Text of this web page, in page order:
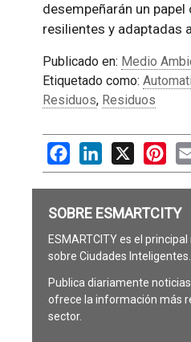
desempeñarán un
resilientes y adaptadas
Publicado en: Medio
Etiquetado como:
Residuos, Residuos
FacebookLinkedIn
X
SOBRE ESMARTCITY
ESMARTCITY es el
sobre Ciudades Inteligentes.
Publica diariamente
ofrece la información más
sector.